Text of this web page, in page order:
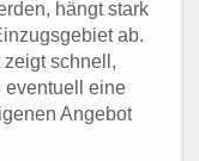
hängt stark
ab.
schnell,
eventuell eine
Angebot